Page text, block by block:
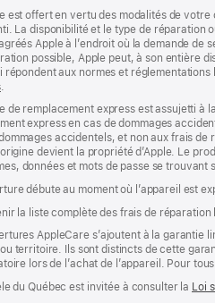
nouvelle
fenêtre)
est offert en vertu des modalités de
La disponibilité et le type de réparation
Apple à l’endroit où la demande
possible, Apple peut, à son entière
répondent aux normes et
(s’ouvre
une
nouvelle
fenêtre)
.
de remplacement express est assujetti à
express en cas de dommages
accidentels, et non aux frais
devient la propriété d’Apple. Le
données et mots de passe se trouvant
débute au moment où l’appareil est
la liste complète des frais de
AppleCare s’ajoutent à la garantie
territoire. Ils sont distincts de cette
lors de l’achat de l’appareil. Pour
du Québec est invitée à consulter la Loi